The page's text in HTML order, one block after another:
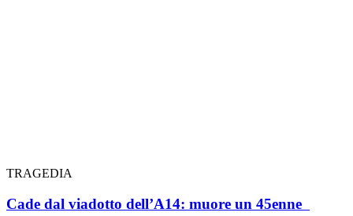
TRAGEDIA
Cade dal viadotto dell’A14: muore un 45enne